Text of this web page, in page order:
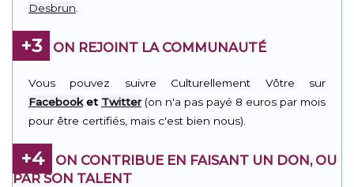
Desbrun
+3 ON REJOINT LA COMMUNAUTÉ
Vous pouvez suivre Culturellement Vôtre sur
Facebooket Twitter(on n'a pas payé 8 euros par mois
pour être certifiés, mais c'est bien nous).
+4
ON CONTRIBUE EN FAISANT UN DON, OU
PAR SON TALENT